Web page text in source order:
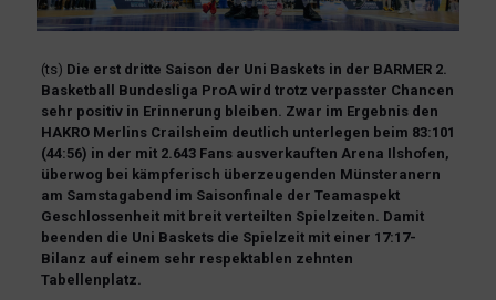
(ts) Die erst dritte Saison der Uni Baskets in der BARMER 2.
Basketball Bundesliga ProA wird trotz verpasster Chancen
sehr positiv in Erinnerung bleiben. Zwar im Ergebnis den
HAKRO Merlins Crailsheim deutlich unterlegen beim 83:101
(44:56) in der mit 2.643 Fans ausverkauften Arena Ilshofen,
überwog bei kämpferisch überzeugenden Münsteranern
am Samstagabend im Saisonfinale der Teamaspekt
Geschlossenheit mit breit verteilten Spielzeiten. Damit
beenden die Uni Baskets die Spielzeit mit einer 17:17-
Bilanz auf einem sehr respektablen zehnten
Tabellenplatz.